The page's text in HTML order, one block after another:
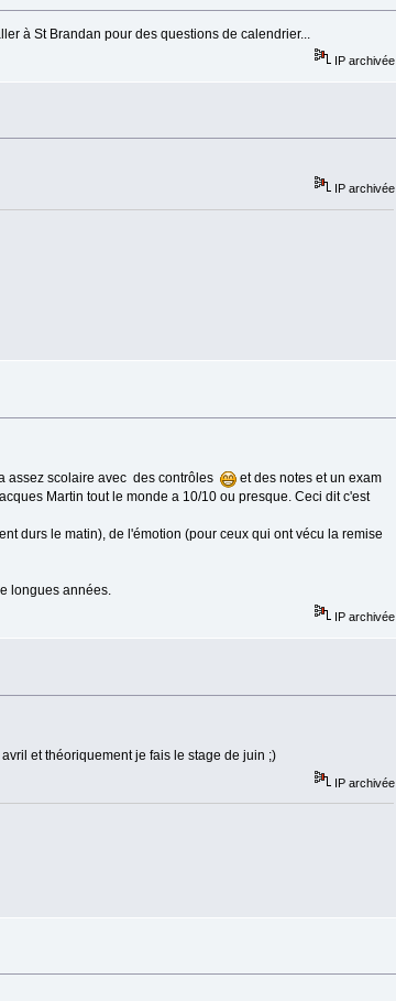
à St Brandan pour des questions de calendrier...
IP archivée
IP archivée
assez scolaire avec des contrôles
et des notes et un exam
Martin tout le monde a 10/10 ou presque. Ceci dit c'est
durs le matin), de l'émotion (pour ceux qui ont vécu la remise
longues années.
IP archivée
et théoriquement je fais le stage de juin ;)
IP archivée